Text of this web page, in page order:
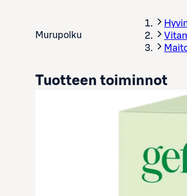
Murupolku
Tuotteen toiminnot